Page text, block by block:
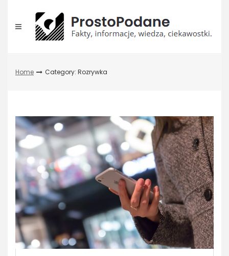
content
Home Category: Rozrywka